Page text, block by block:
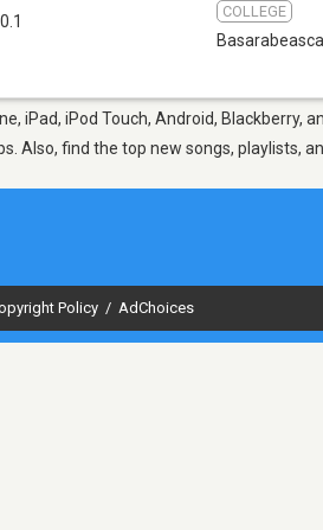
COLLEGE
Basarabeasca
iPad, iPod Touch, Android, Blackberry,
Also, find the top new songs, playlists,
Policy / AdChoices